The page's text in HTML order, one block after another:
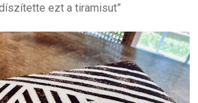
ezt a tiramisut”